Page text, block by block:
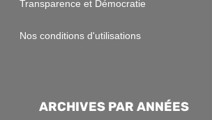
Transparence et Démocratie
Nos conditions d'utilisations
ARCHIVES PAR ANNÉES